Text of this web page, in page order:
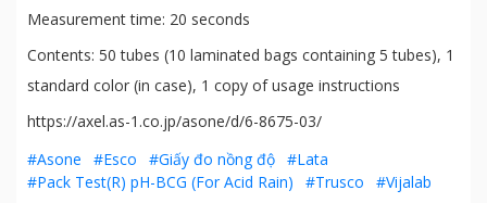
Measurement time: 20 seconds
Contents: 50 tubes (10 laminated bags containing 5 tubes), 1
standard color (in case), 1 copy of usage instructions
https://axel.as-1.co.jp/asone/d/6-8675-03/
#Asone
#Esco #Giấy đo nồng độ #Lata
#Pack Test(R) pH-BCG (For Acid Rain)
#Trusco #Vijalab